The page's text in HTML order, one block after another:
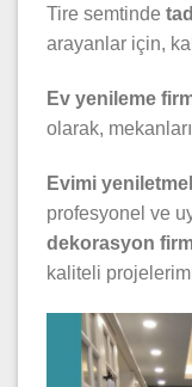
Tire semtinde
arayanlar için,
Ev yenileme
olarak,
Evimi
profesyonel ve
dekorasyon
kaliteli